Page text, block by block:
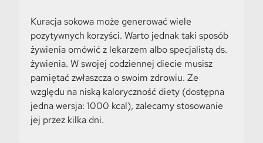
Kuracja sokowa może generować wiele
pozytywnych korzyści. Warto jednak taki sposób
żywienia omówić z lekarzem albo specjalistą ds.
żywienia. W swojej codziennej diecie musisz
pamiętać zwłaszcza o swoim zdrowiu. Ze
względu na niską kaloryczność diety (dostępna
jedna wersja: 1000 kcal), zalecamy stosowanie
jej przez kilka dni.